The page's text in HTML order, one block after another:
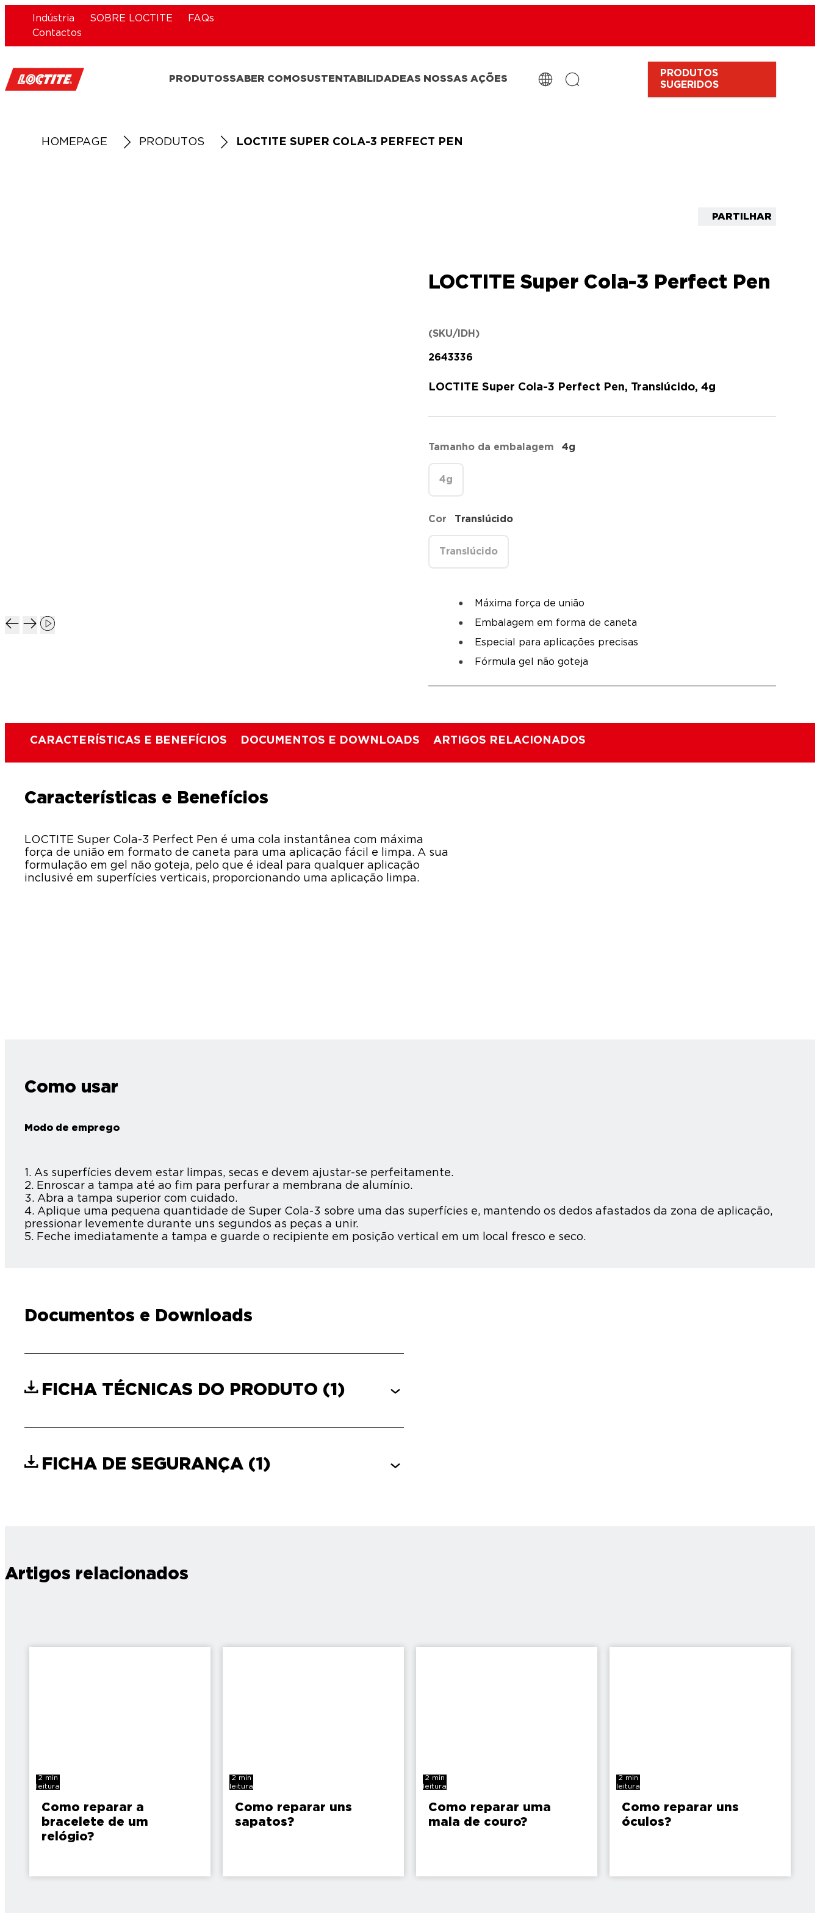
Indústria SOBRE LOCTITE
FAQs
Contactos
PRODUTOSSABER COMOSUSTENTABILIDADEAS NOSSAS AÇÕES
PRODUTOS
SUGERIDOS
HOMEPAGE PRODUTOS LOCTITE SUPER COLA-3 PERFECT PEN
PARTILHAR
LOCTITE Super Cola-3 Perfect Pen
(SKU/IDH)
2643336
LOCTITE Super Cola-3 Perfect Pen, Translúcido, 4g
Tamanho da embalagem 4g
4g
Cor Translúcido
Translúcido
Máxima força de união
Embalagem em forma de caneta
Especial para aplicações precisas
Fórmula gel não goteja
CARACTERÍSTICAS E BENEFÍCIOS DOCUMENTOS E DOWNLOADS ARTIGOS RELACIONADOS
Características e Benefícios
LOCTITE Super Cola-3 Perfect Pen é uma cola instantânea com máxima
força de união em formato de caneta para uma aplicação fácil e limpa. A sua
formulação em gel não goteja, pelo que é ideal para qualquer aplicação
inclusivé em superfícies verticais, proporcionando uma aplicação limpa.
Como usar
Modo de emprego
1. As superfícies devem estar limpas, secas e devem ajustar-se perfeitamente.
2. Enroscar a tampa até ao fim para perfurar a membrana de alumínio.
3. Abra a tampa superior com cuidado.
4. Aplique uma pequena quantidade de Super Cola-3 sobre uma das superfícies e, mantendo os dedos afastados da zona de aplicação,
pressionar levemente durante uns segundos as peças a unir.
5. Feche imediatamente a tampa e guarde o recipiente em posição vertical em um local fresco e seco.
Documentos e Downloads
FICHA TÉCNICAS DO PRODUTO (1)
FICHA DE SEGURANÇA (1)
Artigos relacionados
2 min
leitura
Como reparar a
bracelete de um
relógio?
2 min
leitura
Como reparar uns
sapatos?
2 min
leitura
Como reparar uma
mala de couro?
2 min
leitura
Como reparar uns
óculos?